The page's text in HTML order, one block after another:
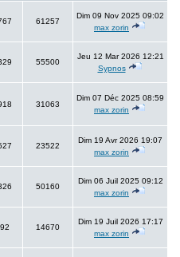
61257
Dim 09 Nov 2025 09:02
max zorin
55500
Jeu 12 Mar 2026 12:21
Sypnos
31063
Dim 07 Déc 2025 08:59
max zorin
23522
Dim 19 Avr 2026 19:07
max zorin
50160
Dim 06 Juil 2025 09:12
max zorin
14670
Dim 19 Juil 2026 17:17
max zorin